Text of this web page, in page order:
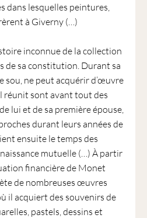
dans lesquelles peintures,
à Giverny (…)
inconnue de la collection
de sa constitution. Durant sa
sou, ne peut acquérir d’œuvre
réunit sont avant tout des
lui et de sa première épouse,
durant leurs années de
ensuite le temps des
mutuelle (…) À partir
financière de Monet
de nombreuses œuvres
il acquiert des souvenirs de
pastels, dessins et